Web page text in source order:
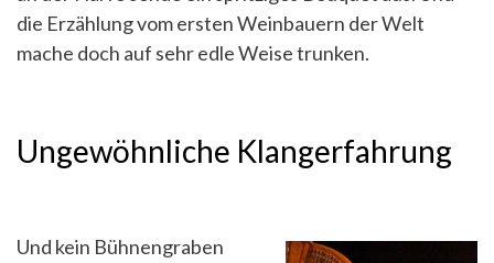
die Erzählung vom ersten Weinbauern der Welt
mache doch auf sehr edle Weise trunken.
Ungewöhnliche Klangerfahrung
Und kein Bühnengraben